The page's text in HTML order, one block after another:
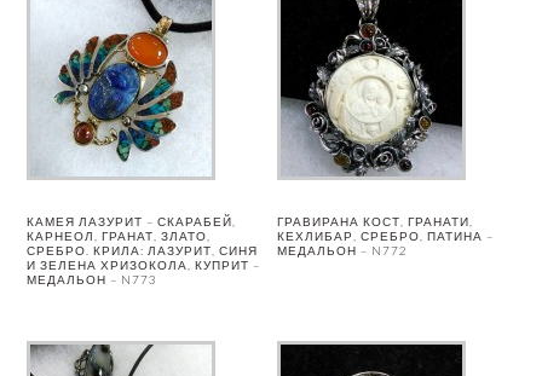
КАМЕЯ ЛАЗУРИТ – СКАРАБЕЙ,
КАРНЕОЛ, ГРАНАТ, ЗЛАТО,
СРЕБРО. КРИЛА: ЛАЗУРИТ, СИНЯ
И ЗЕЛЕНА ХРИЗОКОЛА, КУПРИТ –
МЕДАЛЬОН – N773
ГРАВИРАНА КОСТ, ГРАНАТИ,
КЕХЛИБАР, СРЕБРО, ПАТИНА –
МЕДАЛЬОН – N772